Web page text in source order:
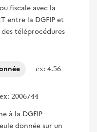
fiscale avec la
entre la DGFIP et
téléprocédures
ex: 4.56
ex: 2006744
à la DGFIP
donnée sur un